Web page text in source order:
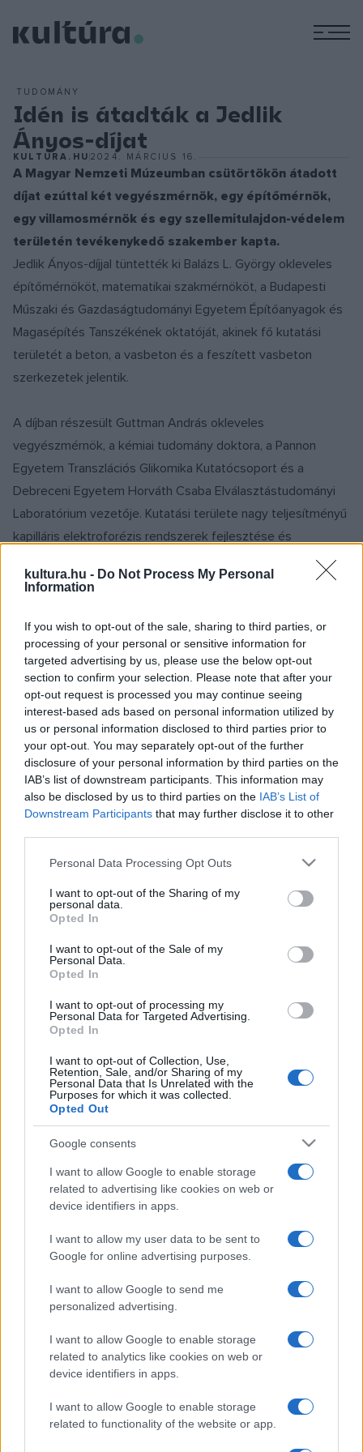
kultura.hu - Do Not Process My Personal
Information
If you wish to opt-out of the sale, sharing to third parties, or
processing of your personal or sensitive information for
targeted advertising by us, please use the below opt-out
section to confirm your selection. Please note that after your
opt-out request is processed you may continue seeing
interest-based ads based on personal information utilized by
us or personal information disclosed to third parties prior to
your opt-out. You may separately opt-out of the further
disclosure of your personal information by third parties on the
IAB’s list of downstream participants. This information may
also be disclosed by us to third parties on the IAB’s List of
Downstream Participants that may further disclose it to other
Please note that this website/app uses one or more Google
not limited to your visit or usage behaviour. You may click to
grant or deny consent to Google and its third-party tags to
use your data for below specified purposes in below Google
consent section.
Personal Data Processing Opt Outs
I want to opt-out of the Sharing of my
personal data.
Opted In
I want to opt-out of the Sale of my
Personal Data.
Opted In
I want to opt-out of processing my
Personal Data for Targeted Advertising.
Opted In
I want to opt-out of Collection, Use,
Retention, Sale, and/or Sharing of my
Personal Data that Is Unrelated with the
Purposes for which it was collected.
Opted Out
Google consents
I want to allow Google to enable storage
related to advertising like cookies on web or
device identifiers in apps.
I want to allow my user data to be sent to
Google for online advertising purposes.
I want to allow Google to send me
personalized advertising.
I want to allow Google to enable storage
related to analytics like cookies on web or
device identifiers in apps.
I want to allow Google to enable storage
related to functionality of the website or app.
TUDOMÁNY
Idén is átadták a Jedlik
Ányos-díjat
KULTURA.HU 2024. MÁRCIUS 16.
A Magyar Nemzeti Múzeumban csütörtökön átadott
díjat ezúttal két vegyészmérnök, egy építőmérnök,
egy villamosmérnök és egy szellemitulajdon-védelem
területén tevékenykedő szakember kapta.
Jedlik Ányos-díjjal tüntették ki Balázs L. György okleveles
építőmérnököt, matematikai szakmérnököt, a Budapesti
Műszaki és Gazdaságtudományi Egyetem Építőanyagok és
Magasépítés Tanszékének oktatóját, akinek fő kutatási
területét a beton, a vasbeton és a feszített vasbeton
szerkezetek jelentik.
A díjban részesült Guttman András okleveles
vegyészmérnök, a kémiai tudomány doktora, a Pannon
Egyetem Transzlációs Glikomika Kutatócsoport és a
Debreceni Egyetem Horváth Csaba Elválasztástudományi
Laboratórium vezetője. Kutatási területe nagy teljesítményű
kapilláris elektroforézis rendszerek fejlesztése és
alkalmazása fehérje és glikánbiomarkerek felfedezéséhez.
Az általa kidolgozott cserélhető gélek, amelyek kapilláris
molekulák analízisére és fehérjeanalízisre alkalmazhatók,
nagyban hozzájárultak a Human Genome Project
megvalósításához.
A díjazottak között volt Haidegger Tamás villamosmérnök,
orvosbiológiai mérnök, az Óbudai Egyetem Egyetemi Kutató
és Innovációs Központ főigazgatója. Kutatási projektjei a
robotsebészet és az űrtávsebészet irányítási problémáin
túlmenően az orvosbiológia több területét – az
A díjban részesült Harangozó Gábor európai és magyar
szabadalmi ügyvivő, a Danubia Szabadalmi és Jogi Iroda Kft.
ügyvezető helyettese. A szakember széleskörű
tapasztalattal rendelkezik a szabadalomjogi és versenyjogi
használatiminta-oltalmi bejelentések előkészítése és
képviselete, valamint a peres eljárások területén.
Megkapta a Jedlik Ányos-díjat Koványiné Lax Györgyi
vegyészmérnök, akinek pályafutása az Egyesült Gyógyszer-
és Tápszergyárhoz, későbbi nevén Egishez kötődik. Számos
pregenerikus és generikus gyógyszer szabadalmaztatott
szintézisének kidolgozásában vett részt (például piroxicam,
tamsulosin). Aktív részese volt a rosuvastatin cink só gyártó
eljárás és a Form I kristályos módosulat kifejlesztésének
(Delipid 2009), amely az Egis kiemelkedő jelentőségű
terméke lett.
A Jedlik Ányos-díjat immár 28. alkalommal adták át
negyedszázad alatt a rangos kitüntetésben csaknem 150-
en részesültek, akik jellemzően kiemelkedő iparjogvédelmi
portfólióval rendelkező feltalálók, kutatók, fejlesztők,
továbbá szabadalmi ügyvivők, ügyvédek, jogi képviselők,